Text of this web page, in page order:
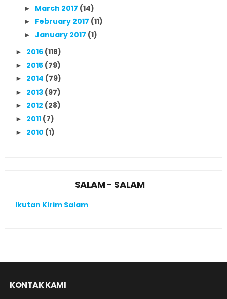
► March 2017 (14)
► February 2017 (11)
► January 2017 (1)
► 2016 (118)
► 2015 (79)
► 2014 (79)
► 2013 (97)
► 2012 (28)
► 2011 (7)
► 2010 (1)
SALAM - SALAM
Ikutan Kirim Salam
KONTAK KAMI